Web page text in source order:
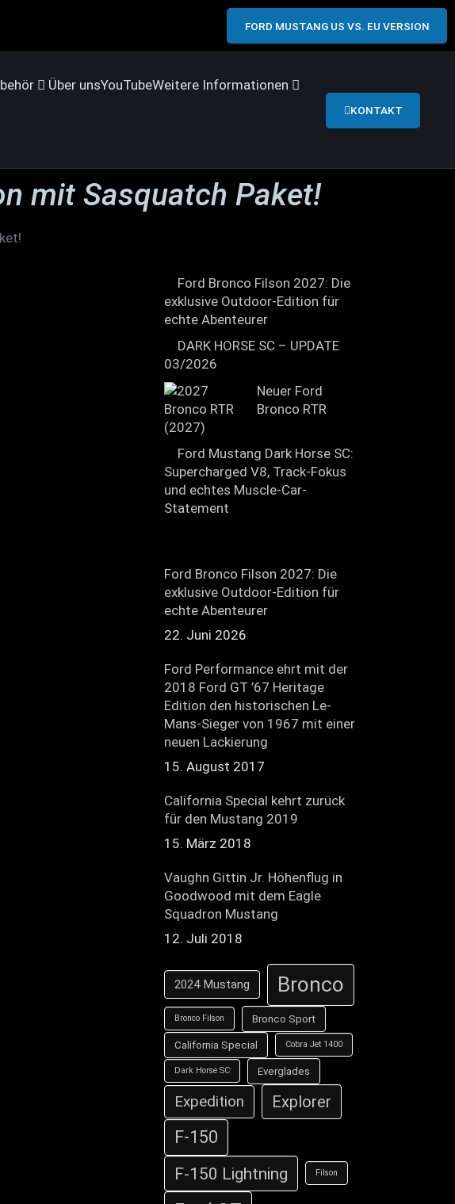
FORD MUSTANG US VS. EU VERSION
Über unsYouTubeWeitere Informationen
KONTAKT
mit Sasquatch Paket!
Ford Bronco Filson 2027: Die
exklusive Outdoor-Edition für
echte Abenteurer
DARK HORSE SC – UPDATE
03/2026
Neuer Ford
Bronco RTR
(2027)
Ford Mustang Dark Horse SC:
Supercharged V8, Track-Fokus
und echtes Muscle-Car-
Statement
Ford Bronco Filson 2027: Die
exklusive Outdoor-Edition für
echte Abenteurer
22. Juni 2026
Ford Performance ehrt mit der
2018 Ford GT ’67 Heritage
Edition den historischen Le-
Mans-Sieger von 1967 mit einer
neuen Lackierung
15. August 2017
California Special kehrt zurück
für den Mustang 2019
15. März 2018
Vaughn Gittin Jr. Höhenflug in
Goodwood mit dem Eagle
Squadron Mustang
12. Juli 2018
2024 Mustang Bronco
Bronco Filson Bronco Sport
California Special Cobra Jet 1400
Dark Horse SC Everglades
Expedition Explorer
F-150
F-150 Lightning
Filson